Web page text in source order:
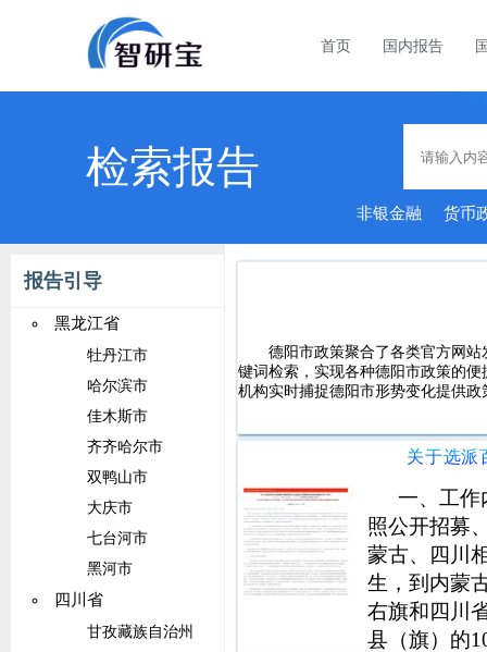
首页 国内报告
检索报告
非银金融 货币
报告引导
黑龙江省
牡丹江市
哈尔滨市
佳木斯市
齐齐哈尔市
双鸭山市
大庆市
七台河市
黑河市
四川省
甘孜藏族自治州
德阳市政策聚合了各类官方网
键词检索，实现各种德阳市政策的
机构实时捕捉德阳市形势变化提供政
一、工作
照公开招募
蒙古、四川
生，到内蒙
右旗和四川
县（旗）的